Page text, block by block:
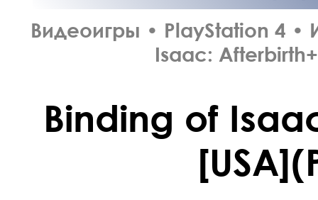
Видеоигры • PlayStation 4 •
Isaac:
Binding of